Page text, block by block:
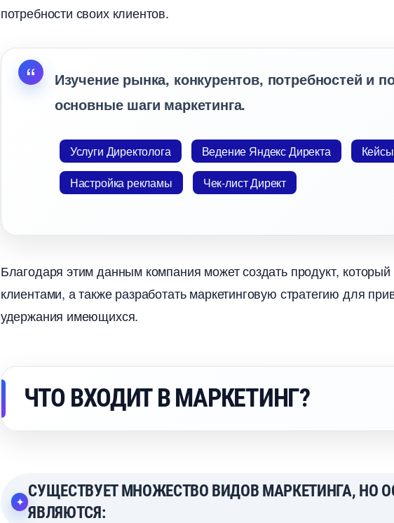
потребности своих клиентов.
Изучение рынка, конкурентов, потребностей и
основные шаги маркетинга.
Услуги Директолога едение Яндекс Директа Кейсы
Настройка рекламы
Чек-лист Директ
Благодаря этим данным компания может создать продукт,
клиентами, а также разработать маркетинговую стратегию для
удержания имеющихся.
ЧТО ВХОДИТ В МАРКЕТИНГ?
СУЩЕСТВУЕТ МНОЖЕСТВО ВИДОВ МАРКЕТИНГА, НО
ЯВЛЯЮТСЯ: